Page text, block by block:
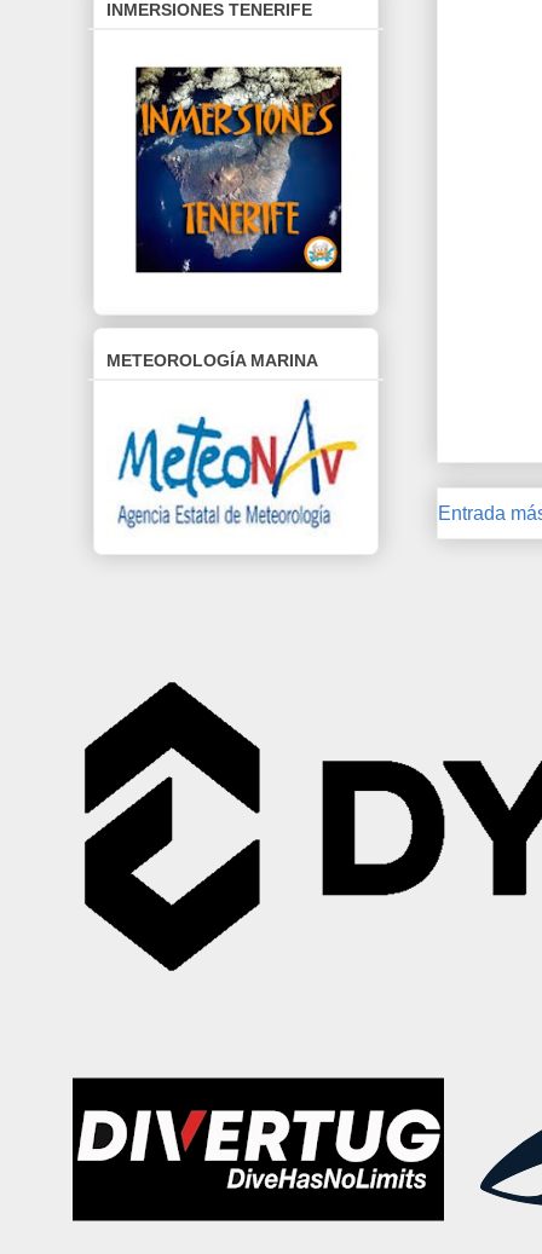
Entrada
INMERSIONES TENERIFE
METEOROLOGÍA MARINA